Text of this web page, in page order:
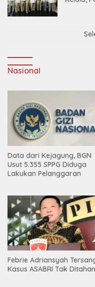
Nasional
Data dari Kejagung, BGN
Usut 5.355 SPPG Diduga
Lakukan Pelanggaran
Febrie Adriansyah
Kasus ASABRI Tak Ditahan